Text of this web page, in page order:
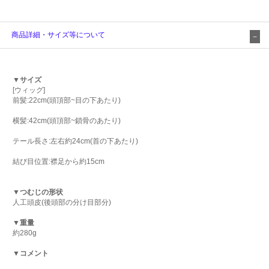
商品詳細・サイズ等について
▼サイズ
[ウィッグ]
前髪:22cm(頭頂部~目の下あたり)
横髪:42cm(頭頂部~鎖骨のあたり)
テール長さ:左右約24cm(首の下あたり)
結び目位置:襟足から約15cm
▼つむじの形状
人工頭皮(後頭部の分け目部分)
▼重量
約280g
▼コメント